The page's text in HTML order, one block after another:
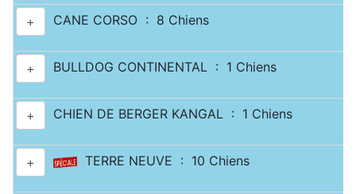
+ CANE CORSO : 8 Chiens
+ BULLDOG CONTINENTAL : 1 Chiens
+ CHIEN DE BERGER KANGAL : 1 Chiens
+ TERRE NEUVE : 10 Chiens